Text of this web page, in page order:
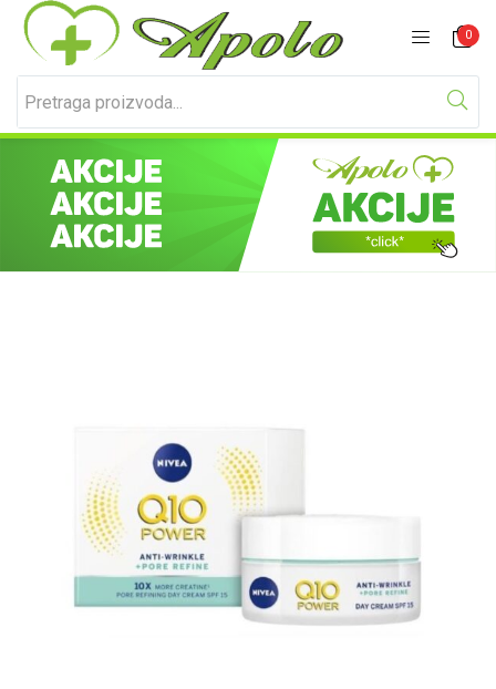
0
Prijavite se Registracija
Unesite svoje korisničko ime i lozinku za prijavu.